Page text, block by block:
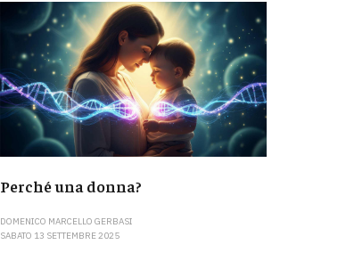
Perché una donna?
DOMENICO MARCELLO GERBASI
SABATO 13 SETTEMBRE 2025